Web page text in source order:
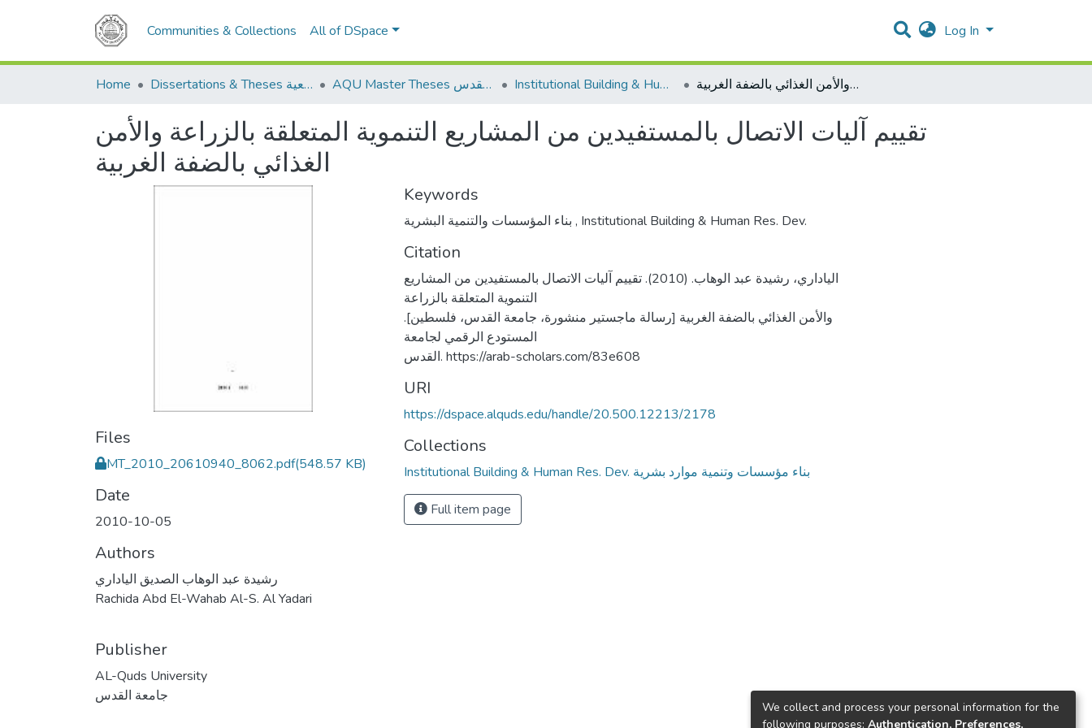
Communities & Collections All of DSpace Log In
Home Dissertations & Theses الرسائل الجامعية AQU Master Theses الرسائل الجامعية الخاصة بجامعة القدس Institutional Building & Human Res. Dev. بناء مؤسسات وتنمية موارد بشرية تقييم آليات الاتصال بالمستفيدين من المشاريع التنموية المتعلقة بالزراعة والأمن الغذائي بالضفة الغربية
تقييم آليات الاتصال بالمستفيدين من المشاريع التنموية المتعلقة بالزراعة والأمن
الغذائي بالضفة الغربية
Files
MT_2010_20610940_8062.pdf(548.57 KB)
Date
2010-10-05
Authors
رشيدة عبد الوهاب الصديق الياداري
Rachida Abd El-Wahab Al-S. Al Yadari
Publisher
AL-Quds University
جامعة القدس
Keywords
, Institutional Building & Human Res. Dev.
Citation
الياداري، رشيدة عبد الوهاب. (2010). تقييم آليات الاتصال بالمستفيدين من المشاريع
التنموية المتعلقة بالزراعة
والأمن الغذائي بالضفة الغربية [رسالة ماجستير منشورة، جامعة القدس، فلسطين].
المستودع الرقمي لجامعة
القدس. https://arab-scholars.com/83e608
URI
https://dspace.alquds.edu/handle/20.500.12213/2178
Collections
Institutional Building & Human Res. Dev. بناء مؤسسات وتنمية موارد بشرية
Full item page
We collect and process your personal information for the
following purposes: Authentication, Preferences,